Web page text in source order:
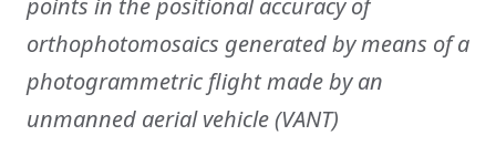
orthophotomosaics generated by means of a
photogrammetric flight made by an
unmanned aerial vehicle (VANT)